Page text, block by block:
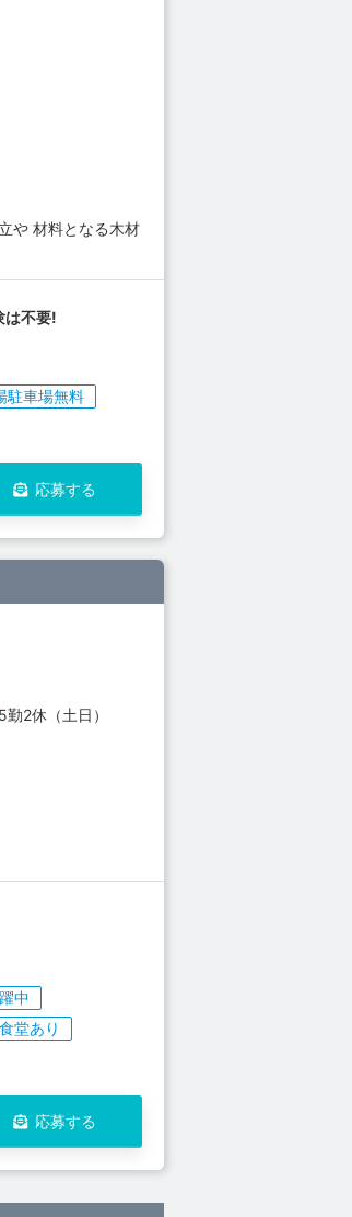
や 材料となる木材
は不要!
駐車場無料
応募する
5勤2休（土日）
中
堂あり
応募する